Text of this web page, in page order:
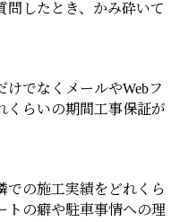
問したとき、かみ砕いて
でなくメールやWebフ
くらいの期間工事保証が
での施工実績をどれくら
トの癖や駐車事情への理